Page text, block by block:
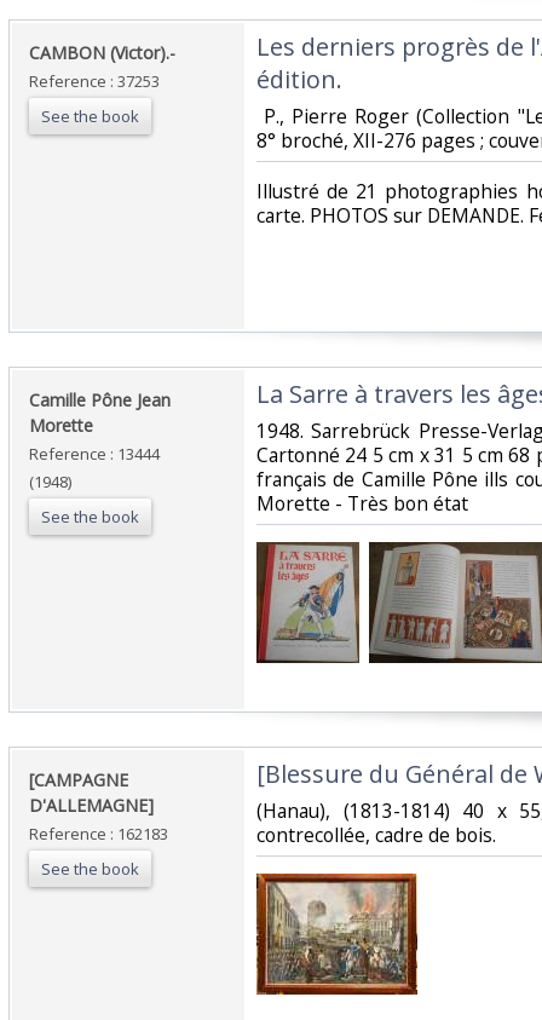
‎CAMBON (Victor).-‎
Reference : 37253
See the book
‎Les derniers progrès de
édition.‎
P., Pierre Roger (Collection
8° broché, XII-276 pages ;
‎Illustré de 21 photographies
carte. PHOTOS sur DEMANDE.
‎Camille Pône Jean
Morette‎
Reference : 13444
(1948)
See the book
‎La Sarre à travers les
‎1948. Sarrebrück Presse-
Cartonné 24 5 cm x 31 5 cm
français de Camille Pône ills
Morette - Très bon état‎
‎[CAMPAGNE
D'ALLEMAGNE] ‎
Reference : 162183
See the book
‎[Blessure du Général de
‎(Hanau), (1813-1814) 40 x
contrecollée, cadre de bois. ‎